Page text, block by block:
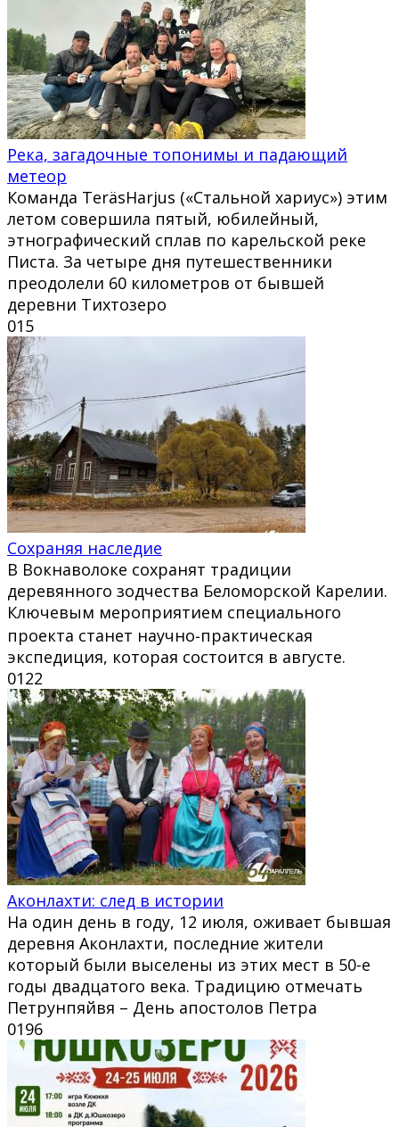
Река, загадочные топонимы и падающий
метеор
Команда TeräsHarjus («Стальной хариус») этим
летом совершила пятый, юбилейный,
этнографический сплав по карельской реке
Писта. За четыре дня путешественники
преодолели 60 километров от бывшей
деревни Тихтозеро
015
Сохраняя наследие
В Вокнаволоке сохранят традиции
деревянного зодчества Беломорской Карелии.
Ключевым мероприятием специального
проекта станет научно‑практическая
экспедиция, которая состоится в августе.
0122
Аконлахти: след в истории
На один день в году, 12 июля, оживает бывшая
деревня Аконлахти, последние жители
который были выселены из этих мест в 50-е
годы двадцатого века. Традицию отмечать
Петрунпяйвя – День апостолов Петра
0196